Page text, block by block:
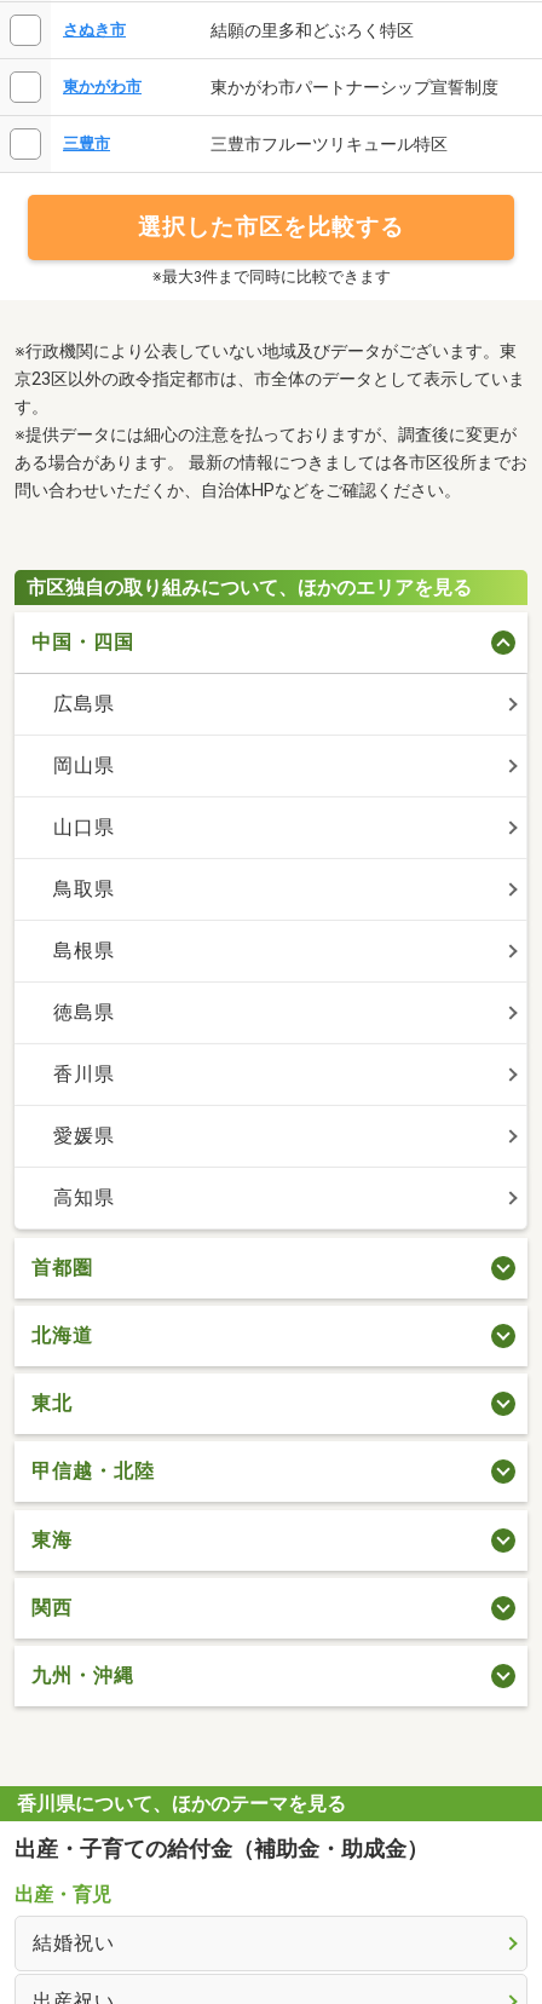
さぬき市 結願の里多和どぶろく特区
東かがわ市 東かがわ市パートナーシップ宣誓制度
三豊市 三豊市フルーツリキュール特区
選択した市区を比較する
※最大3件まで同時に比較できます
※行政機関により公表していない地域及びデータがございます。東
京23区以外の政令指定都市は、市全体のデータとして表示していま
す。
※提供データには細心の注意を払っておりますが、調査後に変更が
ある場合があります。 最新の情報につきましては各市区役所までお
問い合わせいただくか、自治体HPなどをご確認ください。
市区独自の取り組みについて、ほかのエリアを見る
中国・四国
広島県
岡山県
山口県
鳥取県
島根県
徳島県
香川県
愛媛県
高知県
首都圏
北海道
東北
甲信越・北陸
東海
関西
九州・沖縄
香川県について、ほかのテーマを見る
出産・子育ての給付金（補助金・助成金）
出産・育児
結婚祝い